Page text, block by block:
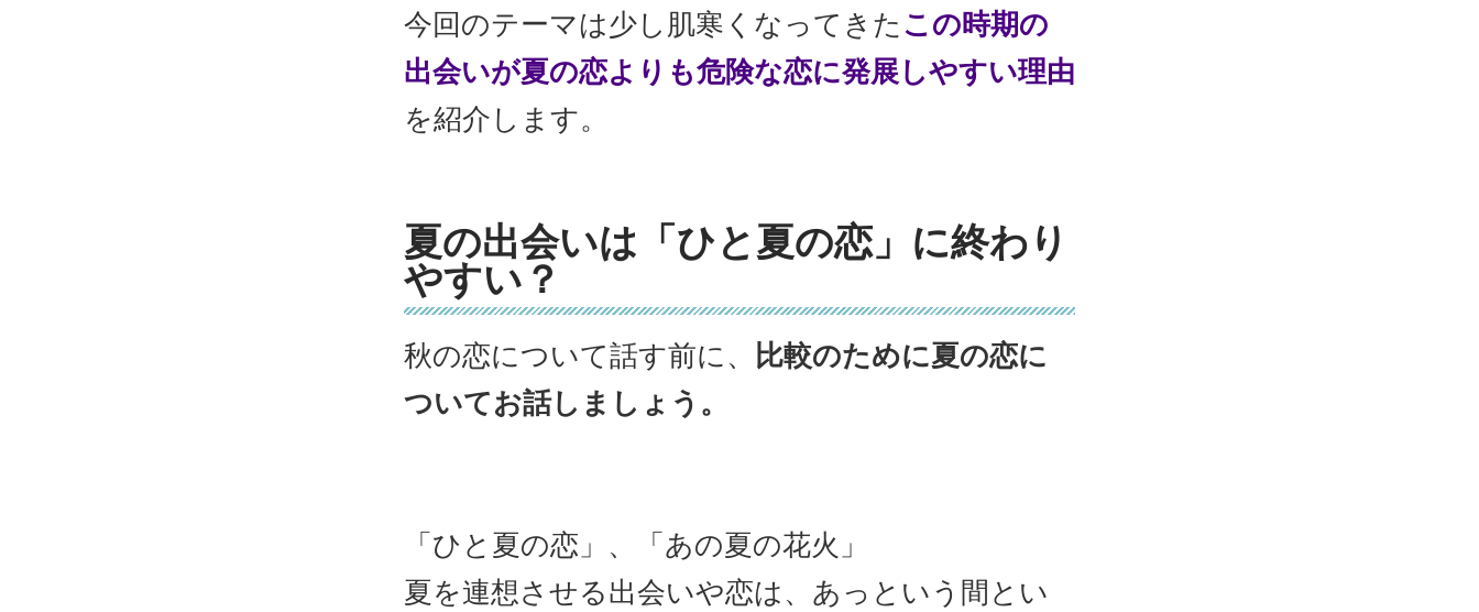
今回のテーマは少し肌寒くなってきた この時期の
出会いが夏の恋よりも危険な恋に発展しやすい理由
を紹介します。
夏の出会いは「ひと夏の恋」に終わり
やすい？
秋の恋について話す前に、
比較のために夏の恋に
ついてお話しましょう。
「ひと夏の恋」、「あの夏の花火」
夏を連想させる出会いや恋は、あっという間とい